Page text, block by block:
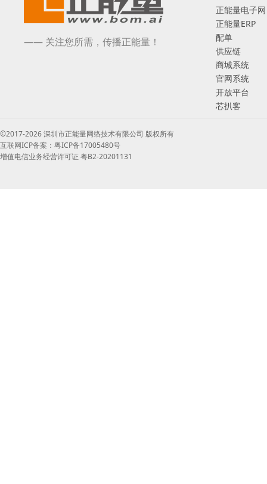
—— 关注您所需，传播正能量！
正能量电子网
正能量ERP
配单
供应链
商城系统
官网系统
开放平台
芯扒客
©2017-2026 深圳市正能量网络技术有限公司 版权所有
互联网ICP备案：粤ICP备17005480号
增值电信业务经营许可证 粤B2-20201131